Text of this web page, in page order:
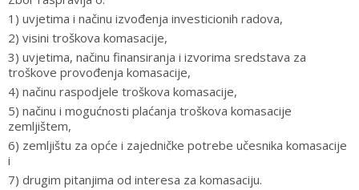
1) uvjetima i načinu izvođenja investicionih radova,
2) visini troškova komasacije,
3) uvjetima, načinu finansiranja i izvorima sredstava za
troškove provođenja komasacije,
4) načinu raspodjele troškova komasacije,
5) načinu i mogućnosti plaćanja troškova komasacije
zemljištem,
6) zemljištu za opće i zajedničke potrebe učesnika komasacije
i
7) drugim pitanjima od interesa za komasaciju.